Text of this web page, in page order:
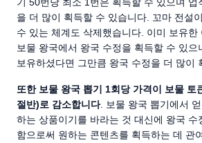
을 더 많이 획득할 수 있습니다. 꼬마 전설
수 있는 체계도 삭제했습니다. 이미 보유한
보물 왕국에서 왕국 수정을 획득할 수 있으
보유하셨다면 그만큼 왕국 수정을 더 많이
또한 보물 왕국 뽑기 1회당 가격이 보물 토
절반)로 감소합니다. 보물 왕국 뽑기에서
하는 상품이기를 바라는 것 대신에 왕국 수
함으로써 원하는 콘텐츠를 획득하는 데 관